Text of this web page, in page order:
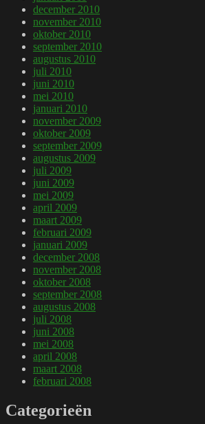
december 2010
november 2010
oktober 2010
september 2010
augustus 2010
juli 2010
juni 2010
mei 2010
januari 2010
november 2009
oktober 2009
september 2009
augustus 2009
juli 2009
juni 2009
mei 2009
april 2009
maart 2009
februari 2009
januari 2009
december 2008
november 2008
oktober 2008
september 2008
augustus 2008
juli 2008
juni 2008
mei 2008
april 2008
maart 2008
februari 2008
Categorieën